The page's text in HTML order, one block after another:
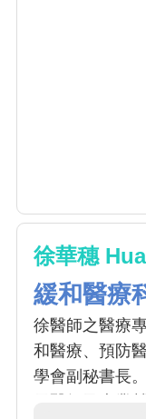
徐華穗
緩和醫療
徐醫師之醫療
和醫療、預防
學會副秘書長